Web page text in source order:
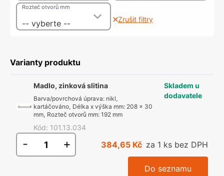
-- vyberte --
Rozteč otvorů mm
Zrušit filtry
Varianty produktu
Madlo, zinková slitina
Barva/povrchová úprava: nikl,
kartáčováno, Délka x výška mm: 208 x 30
mm, Rozteč otvorů mm:192 mm
Kód: 101.13.034
Skladem u
dodavatele
- + 384,65 Kč za 1 ks bez DPH
Do seznamu